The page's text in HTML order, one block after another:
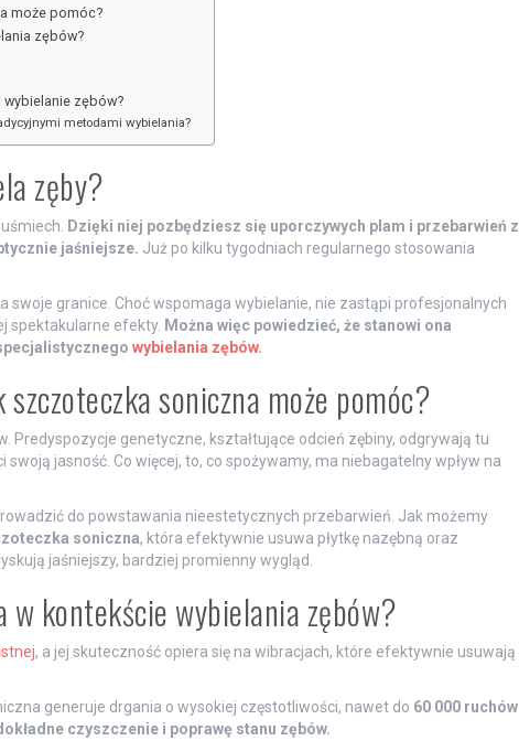
może pomóc?
zębów?
zębów?
metodami wybielania?
zęby?
Dzięki niej pozbędziesz się uporczywych plam i przebarwień z
jaśniejsze. Już po kilku tygodniach regularnego stosowania
granice. Choć wspomaga wybielanie, nie zastąpi profesjonalnych
spektakularne efekty. Można więc powiedzieć, że stanowi ona
wybielania zębów.
soniczna może pomóc?
Predyspozycje genetyczne, kształtujące odcień zębiny, odgrywają tu
jasność. Co więcej, to, co spożywamy, ma niebagatelny wpływ na
do powstawania nieestetycznych przebarwień. Jak możemy
soniczna, która efektywnie usuwa płytkę nazębną oraz
jaśniejszy, bardziej promienny wygląd.
w kontekście wybielania zębów?
, a jej skuteczność opiera się na wibracjach, które efektywnie usuwają
generuje drgania o wysokiej częstotliwości, nawet do 60 000 ruchów
czyszczenie i poprawę stanu zębów.